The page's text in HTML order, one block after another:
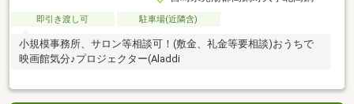
即引き渡し可 駐車場(近隣含)
小規模事務所、サロン等相談可！(敷金、礼金等要相談)おうちで
映画館気分♪プロジェクター(Aladdi